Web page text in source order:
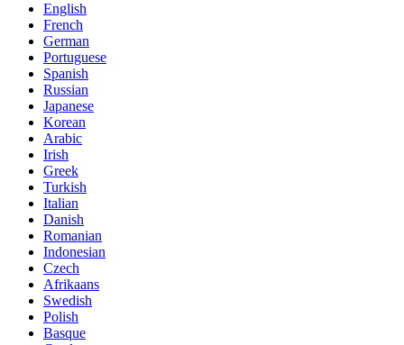
English
French
German
Portuguese
Spanish
Russian
Japanese
Korean
Arabic
Irish
Greek
Turkish
Italian
Danish
Romanian
Indonesian
Czech
Afrikaans
Swedish
Polish
Basque